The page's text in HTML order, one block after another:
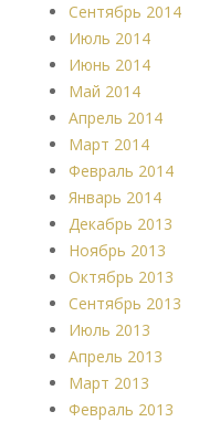
Сентябрь 2014
Июль 2014
Июнь 2014
Май 2014
Апрель 2014
Март 2014
Февраль 2014
Январь 2014
Декабрь 2013
Ноябрь 2013
Октябрь 2013
Сентябрь 2013
Июль 2013
Апрель 2013
Март 2013
Февраль 2013